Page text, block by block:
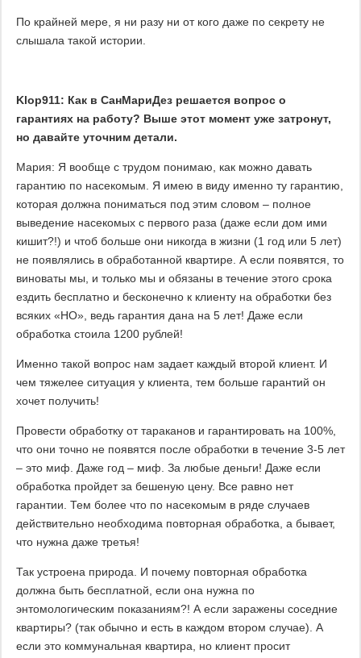
По крайней мере, я ни разу ни от кого даже по секрету не
слышала такой истории.
Klop911: Как в СанМариДез решается вопрос о
гарантиях на работу? Выше этот момент уже затронут,
но давайте уточним детали.
Мария: Я вообще с трудом понимаю, как можно давать
гарантию по насекомым. Я имею в виду именно ту гарантию,
которая должна пониматься под этим словом – полное
выведение насекомых с первого раза (даже если дом ими
кишит?!) и чтоб больше они никогда в жизни (1 год или 5 лет)
не появлялись в обработанной квартире. А если появятся, то
виноваты мы, и только мы и обязаны в течение этого срока
ездить бесплатно и бесконечно к клиенту на обработки без
всяких «НО», ведь гарантия дана на 5 лет! Даже если
обработка стоила 1200 рублей!
Именно такой вопрос нам задает каждый второй клиент. И
чем тяжелее ситуация у клиента, тем больше гарантий он
хочет получить!
Провести обработку от тараканов и гарантировать на 100%,
что они точно не появятся после обработки в течение 3-5 лет
– это миф. Даже год – миф. За любые деньги! Даже если
обработка пройдет за бешеную цену. Все равно нет
гарантии. Тем более что по насекомым в ряде случаев
действительно необходима повторная обработка, а бывает,
что нужна даже третья!
Так устроена природа. И почему повторная обработка
должна быть бесплатной, если она нужна по
энтомологическим показаниям?! А если заражены соседние
квартиры? (так обычно и есть в каждом втором случае). А
если это коммунальная квартира, но клиент просит